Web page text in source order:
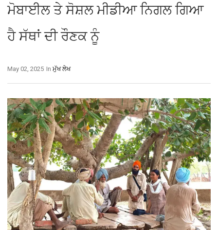
ਮੋਬਾਈਲ ਤੇ ਸੋਸ਼ਲ ਮੀਡੀਆ ਨਿਗਲ ਗਿਆ
ਹੈ ਸੱਥਾਂ ਦੀ ਰੌਣਕ ਨੂੰ
In ਮੁੱਖ ਲੇਖ
May 02, 2025